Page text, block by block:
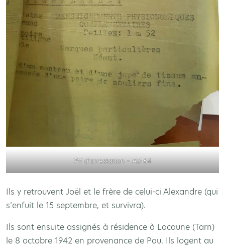
PV d’arrestation – AD 64
Ils y retrouvent Joël et le frère de celui-ci Alexandre (qui
s’enfuit le 15 septembre, et survivra).
Ils sont ensuite assignés à résidence à Lacaune (Tarn)
le 8 octobre 1942 en provenance de Pau. Ils logent au